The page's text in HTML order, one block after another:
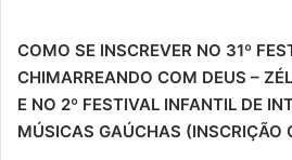
COMO SE INSCREVER NO 31º
CHIMARREANDO COM DEUS –
E NO 2º FESTIVAL INFANTIL DE
MÚSICAS GAÚCHAS (INSCRIÇÃO